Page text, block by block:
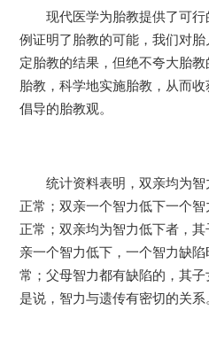
现代医学为胎教提供了可行
例证明了胎教的可能，我们对
定胎教的结果，但绝不夸大胎
胎教，科学地实施胎教，从而
倡导的胎教观。
统计资料表明，双亲均为智
正常；双亲一个智力低下一个
正常；双亲均为智力低下者，其
亲一个智力低下，一个智力缺
常；父母智力都有缺陷的，其子
是说，智力与遗传有密切的关系